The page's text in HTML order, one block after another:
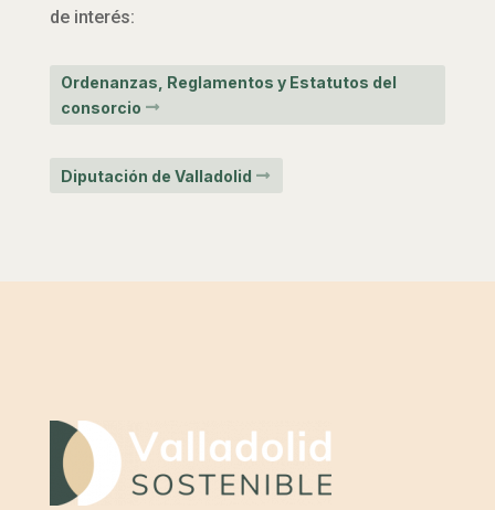
de interés:
Ordenanzas, Reglamentos y Estatutos del
consorcio
Diputación de Valladolid